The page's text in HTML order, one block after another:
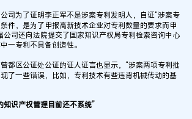
为了证明李正军不是涉案专利发明人，自证“涉案专
件，是为了申报高新技术企业对专利数量的要求而申
公司还向法院提交了国家知识产权局专利检索咨询中心
一专利不具备创造性。
区公证处公证的证人证言也显示，“涉案两项专利批
了一些错误，比如，专利技术有些违背机械传动的基
识产权管理目前还不系统”